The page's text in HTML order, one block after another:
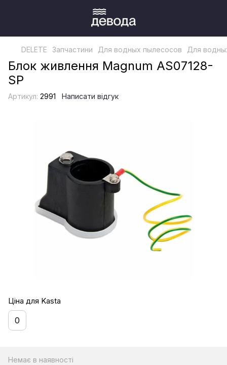
DELETE Запчастини Для водных пылесосов Для
Блок живлення Magnum AS07128-
SP
Артикул: 2991 Написати відгук
Ціна для Kasta
0
Немає в наявності